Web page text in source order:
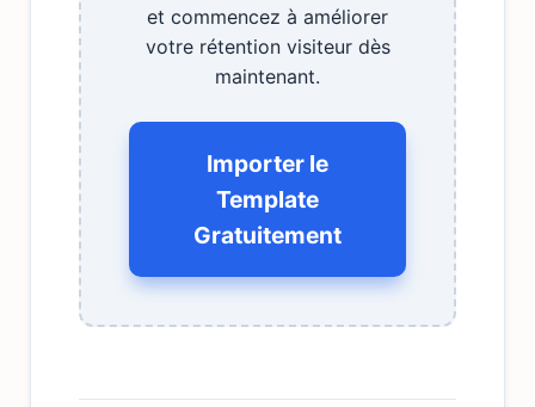
et commencez à améliorer
votre rétention visiteur dès
maintenant.
Importer le
Template
Gratuitement